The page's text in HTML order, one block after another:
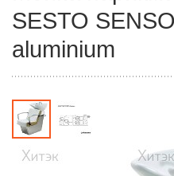
SESTO
aluminium